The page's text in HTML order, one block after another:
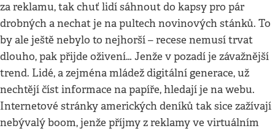
za reklamu, tak chuť lidí sáhnout do kapsy pro pár
drobných a nechat je na pultech novinových stánků. To
by ale ještě nebylo to nejhorší – recese nemusí trvat
dlouho, pak přijde oživení… Jenže v pozadí je závažnější
trend. Lidé, a zejména mládež digitální generace, už
nechtějí číst informace na papíře, hledají je na webu.
Internetové stránky amerických deníků tak sice zažívají
nebývalý boom, jenže příjmy z reklamy ve virtuálním